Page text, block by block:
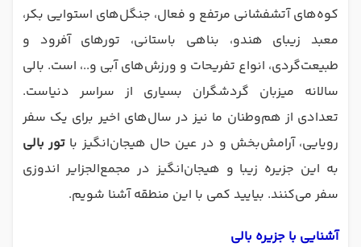
کوه‌‌های آتشفشانی مرتفع و فعال،‌ جنگل‌های استوایی بکر،
معبد زیبای هندو، بناهی باستانی، تورهای آفرود و
طبیعت‌گردی، انواع تفریحات و ورزش‌های آبی و..، است. بالی
سالانه میزبان گردشگران بسیاری از سراسر دنیاست.
تعدادی از هم‌وطنان ما نیز در سال‌های اخیر برای یک سفر
رویایی، آرامش‌بخش و در عین حال هیجان‌انگیز با تور بالی
به این جزیره زیبا و هیجان‌انگیز در مجمع‌الجزایر اندوزی
سفر می‌کنند. بیایید کمی با این منطقه آشنا شویم.
آشنایی با جزیره بالی